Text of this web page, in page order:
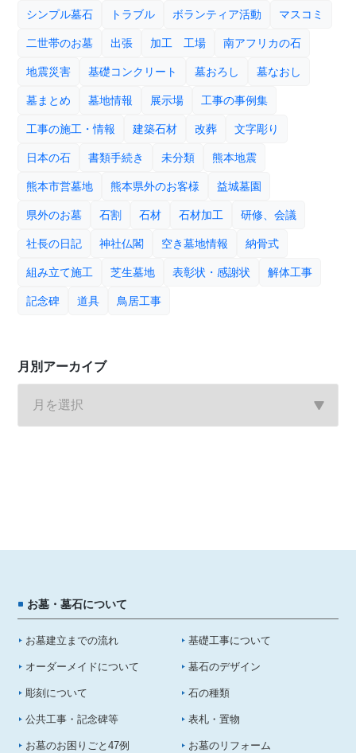
シンプル墓石 トラブル ボランティア活動 マスコミ
二世帯のお墓 出張 加工 工場 南アフリカの石
地震災害 基礎コンクリート 墓おろし 墓なおし
墓まとめ 墓地情報 展示場 工事の事例集
工事の施工・情報 建築石材 改葬 文字彫り
日本の石 書類手続き 未分類 熊本地震
熊本市営墓地 熊本県外のお客様 益城墓園
県外のお墓 石割 石材 石材加工 研修、会議
社長の日記 神社仏閣 空き墓地情報 納骨式
組み立て施工 芝生墓地 表彰状・感謝状 解体工事
記念碑 道具 鳥居工事
月別アーカイブ
お墓・墓石について
お墓建立までの流れ 基礎工事について
オーダーメイドについて 墓石のデザイン
彫刻について 石の種類
公共工事・記念碑等 表札・置物
お墓のお困りごと47例 お墓のリフォーム